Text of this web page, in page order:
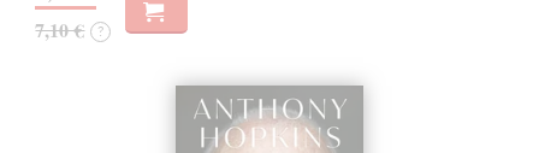
7,10 € ?